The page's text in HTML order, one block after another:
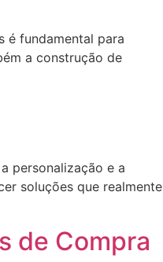
é fundamental para
a construção de
personalização e a
soluções que realmente
de Compra